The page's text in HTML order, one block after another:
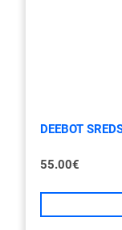
DEEBOT
55.00€